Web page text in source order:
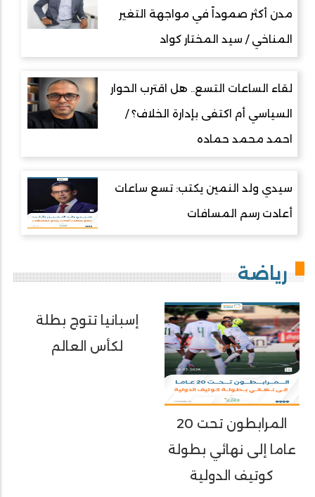
مدن أكثر صموداً في مواجهة التغير
المناخي / سيد المختار كواد
لقاء الساعات التسع.. هل اقترب الحوار
السياسي أم اكتفى بإدارة الخلاف؟ /
احمد محمد حماده
سيدي ولد النمين يكتب: تسع ساعات
أعادت رسم المسافات
رياضة
المرابطون تحت 20
عاما إلى نهائي بطولة
كوتيف الدولية
إسبانيا تتوج بطلة
لكأس العالم